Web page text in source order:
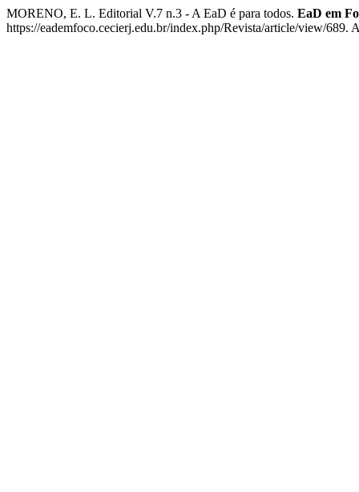
MORENO, E. L. Editorial V.7 n.3 - A EaD é para todos. EaD em
https://eademfoco.cecierj.edu.br/index.php/Revista/article/view/689.